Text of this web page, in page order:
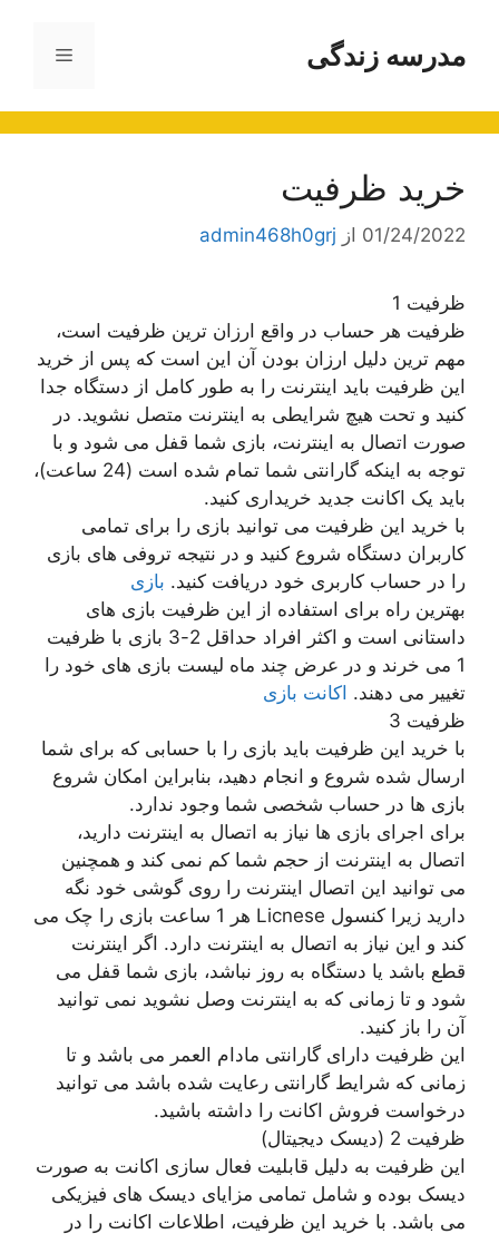
محتوامدرسه زندگی فهرست
خرید ظرفیت
01/24/2022 از admin468h0grj
ظرفیت 1
ظرفیت هر حساب در واقع ارزان ترین ظرفیت است،
مهم ترین دلیل ارزان بودن آن این است که پس از خرید
این ظرفیت باید اینترنت را به طور کامل از دستگاه جدا
کنید و تحت هیچ شرایطی به اینترنت متصل نشوید. در
صورت اتصال به اینترنت، بازی شما قفل می شود و با
توجه به اینکه گارانتی شما تمام شده است (24 ساعت)،
باید یک اکانت جدید خریداری کنید.
با خرید این ظرفیت می توانید بازی را برای تمامی
کاربران دستگاه شروع کنید و در نتیجه تروفی های بازی
را در حساب کاربری خود دریافت کنید. بازی
بهترین راه برای استفاده از این ظرفیت بازی های
داستانی است و اکثر افراد حداقل 2-3 بازی با ظرفیت
1 می خرند و در عرض چند ماه لیست بازی های خود را
تغییر می دهند. اکانت بازی
ظرفیت 3
با خرید این ظرفیت باید بازی را با حسابی که برای شما
ارسال شده شروع و انجام دهید، بنابراین امکان شروع
بازی ها در حساب شخصی شما وجود ندارد.
برای اجرای بازی ها نیاز به اتصال به اینترنت دارید،
اتصال به اینترنت از حجم شما کم نمی کند و همچنین
می توانید این اتصال اینترنت را روی گوشی خود نگه
دارید زیرا کنسول Licnese هر 1 ساعت بازی را چک می
کند و این نیاز به اتصال به اینترنت دارد. اگر اینترنت
قطع باشد یا دستگاه به روز نباشد، بازی شما قفل می
شود و تا زمانی که به اینترنت وصل نشوید نمی توانید
آن را باز کنید.
این ظرفیت دارای گارانتی مادام العمر می باشد و تا
زمانی که شرایط گارانتی رعایت شده باشد می توانید
درخواست فروش اکانت را داشته باشید.
ظرفیت 2 (دیسک دیجیتال)
این ظرفیت به دلیل قابلیت فعال سازی اکانت به صورت
دیسک بوده و شامل تمامی مزایای دیسک های فیزیکی
می باشد. با خرید این ظرفیت، اطلاعات اکانت را در